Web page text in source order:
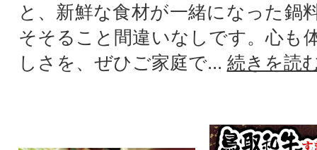
と、新鮮な食材が一緒になった鍋
そそること間違いなしです。心も
しさを、ぜひご家庭で... 続きを読